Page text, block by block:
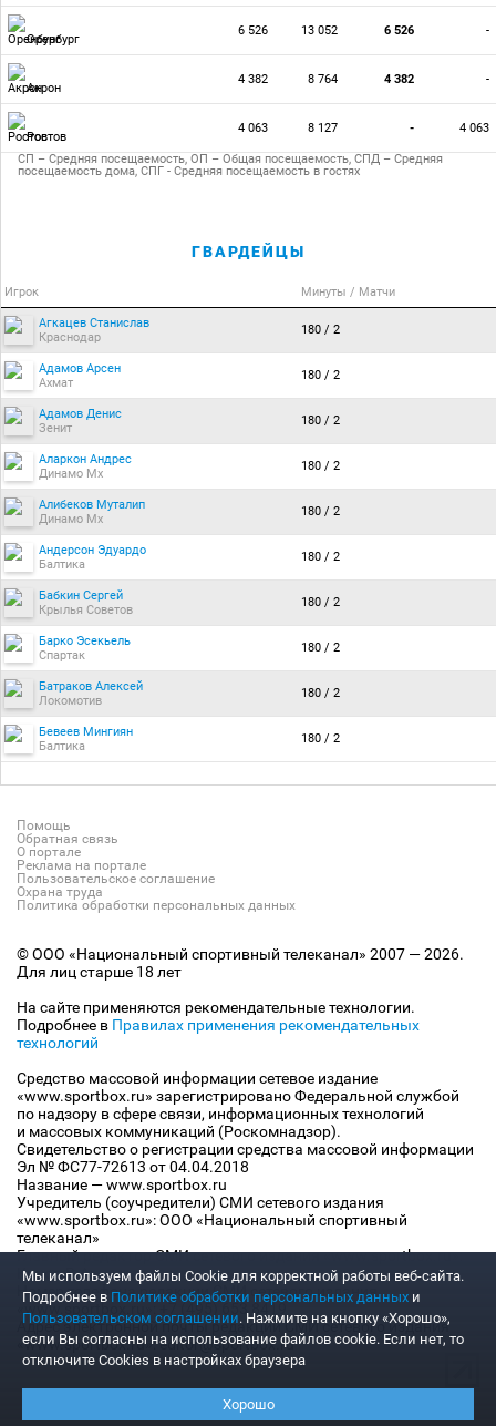
Оренбург
6 526 13 052 6 526 -
Акрон
4 382 8 764 4 382 -
Ростов
4 063 8 127 - 4 063
СП – Средняя посещаемость, ОП – Общая посещаемость, СПД – Средняя
посещаемость дома, СПГ - Средняя посещаемость в гостях
ГВАРДЕЙЦЫ
Игрок Минуты / Матчи
Агкацев Станислав
Краснодар
180 / 2
Адамов Арсен
Ахмат
180 / 2
Адамов Денис
Зенит
180 / 2
Аларкон Андрес
Динамо Мх
180 / 2
Алибеков Муталип
Динамо Мх
180 / 2
Андерсон Эдуардо
Балтика
180 / 2
Бабкин Сергей
Крылья Советов
180 / 2
Барко Эсекьель
Спартак
180 / 2
Батраков Алексей
Локомотив
180 / 2
Бевеев Мингиян
Балтика
180 / 2
Помощь
Обратная связь
О портале
Реклама на портале
Пользовательское соглашение
Охрана труда
Политика обработки персональных данных
© ООО «Национальный спортивный телеканал» 2007 — 2026.
Для лиц старше 18 лет
На сайте применяются рекомендательные технологии.
Подробнее в Правилах применения рекомендательных
технологий
Средство массовой информации сетевое издание
«www.sportbox.ru» зарегистрировано Федеральной службой
по надзору в сфере связи, информационных технологий
и массовых коммуникаций (Роскомнадзор).
Свидетельство о регистрации средства массовой информации
Эл № ФС77-72613 от 04.04.2018
Название — www.sportbox.ru
Учредитель (соучредители) СМИ сетевого издания
«www.sportbox.ru»: ООО «Национальный спортивный
телеканал»
Главный редактор СМИ сетевого издания «www.sportbox.ru»:
Конов В.А.
Номер телефона редакции СМИ сетевого издания
«www.sportbox.ru»: +7 (495) 653 8419
Адрес электронной почты редакции СМИ сетевого издания
«www.sportbox.ru»: editor@sportbox.ru
Мы используем файлы Сookie для корректной работы веб-сайта.
Подробнее в Политике обработки персональных данных и
Пользовательском соглашении. Нажмите на кнопку «Хорошо»,
если Вы согласны на использование файлов cookie. Если нет, то
отключите Cookies в настройках браузера
Хорошо